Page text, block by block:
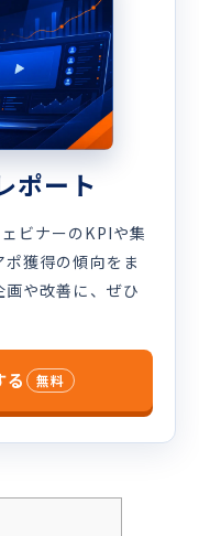
ポート
ビナーのKPIや集
獲得の傾向をま
や改善に、ぜひ
る 無料